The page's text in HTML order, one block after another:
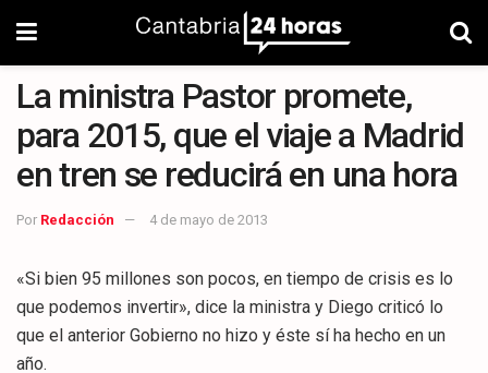
La ministra Pastor promete,
para 2015, que el viaje a Madrid
en tren se reducirá en una hora
Por Redacción 4 de mayo de 2013
«Si bien 95 millones son pocos, en tiempo de crisis es lo
que podemos invertir», dice la ministra y Diego criticó lo
que el anterior Gobierno no hizo y éste sí ha hecho en un
año.